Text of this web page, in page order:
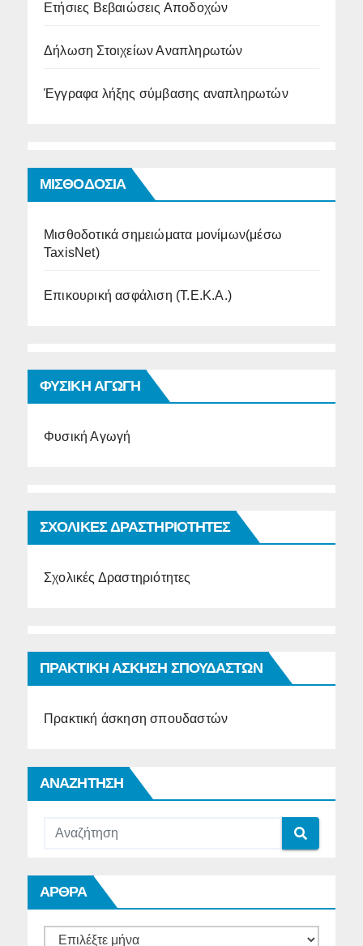
Ετήσιες Βεβαιώσεις Αποδοχών
Δήλωση Στοιχείων Αναπληρωτών
Έγγραφα λήξης σύμβασης αναπληρωτών
ΜΙΣΘΟΔΟΣΙΑ
Μισθοδοτικά σημειώματα μονίμων(μέσω
TaxisNet)
Επικουρική ασφάλιση (Τ.Ε.Κ.Α.)
ΦΥΣΙΚΗ ΑΓΩΓΗ
Φυσική Αγωγή
ΣΧΟΛΙΚΕΣ ΔΡΑΣΤΗΡΙΟΤΗΤΕΣ
Σχολικές Δραστηριότητες
ΠΡΑΚΤΙΚΗ ΑΣΚΗΣΗ ΣΠΟΥΔΑΣΤΩΝ
Πρακτική άσκηση σπουδαστών
ΑΝΑΖΗΤΗΣΗ
ΑΡΘΡΑ
ΑΡΘΡΑ